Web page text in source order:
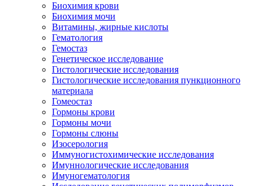
Биохимия крови
Биохимия мочи
Витамины, жирные кислоты
Гематология
Гемостаз
Генетическое исследование
Гистологические исследования
Гистологические исследования пункционного
материала
Гомеостаз
Гормоны крови
Гормоны мочи
Гормоны слюны
Изосерология
Иммуногистохимические исследования
Имуннологические исследования
Имуногематология